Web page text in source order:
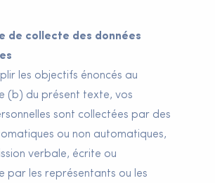
de collecte des données
les objectifs énoncés au
(b) du présent texte, vos
sont collectées par des
ou non automatiques,
verbale, écrite ou
par les représentants ou les